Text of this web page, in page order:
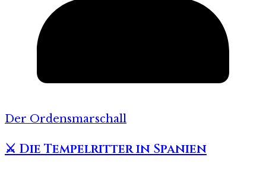
Der Ordensmarschall
⚔️ Die Tempelritter in Spanien